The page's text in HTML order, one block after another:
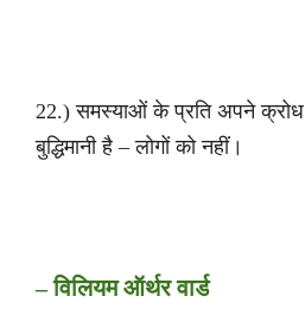
22.) समस्याओं के प्रति अपने क्रोध
बुद्धिमानी है – लोगों को नहीं।
– विलियम ऑर्थर वार्ड